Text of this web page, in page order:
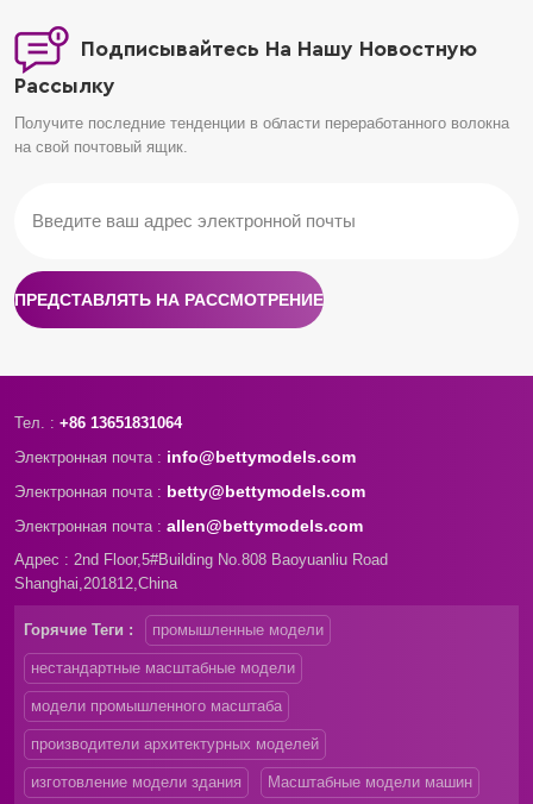
Подписывайтесь На Нашу Новостную
Рассылку
Получите последние тенденции в области переработанного волокна
на свой почтовый ящик.
ПРЕДСТАВЛЯТЬ НА РАССМОТРЕНИЕ
Тел. : +86 13651831064
Электронная почта : info@bettymodels.com
Электронная почта : betty@bettymodels.com
Электронная почта : allen@bettymodels.com
Адрес : 2nd Floor,5#Building No.808 Baoyuanliu Road
Shanghai,201812,China
Горячие Теги : промышленные модели
нестандартные масштабные модели
модели промышленного масштаба
производители архитектурных моделей
изготовление модели здания Масштабные модели машин